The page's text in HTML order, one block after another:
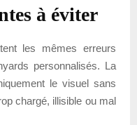
à éviter
les mêmes erreurs
personnalisés. La
le visuel sans
chargé, illisible ou mal